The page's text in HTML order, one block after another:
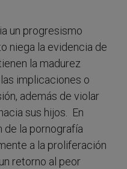
un progresismo
niega la evidencia de
la madurez
implicaciones o
además de violar
sus hijos. En
de la pornografía
a la proliferación
retorno al peor